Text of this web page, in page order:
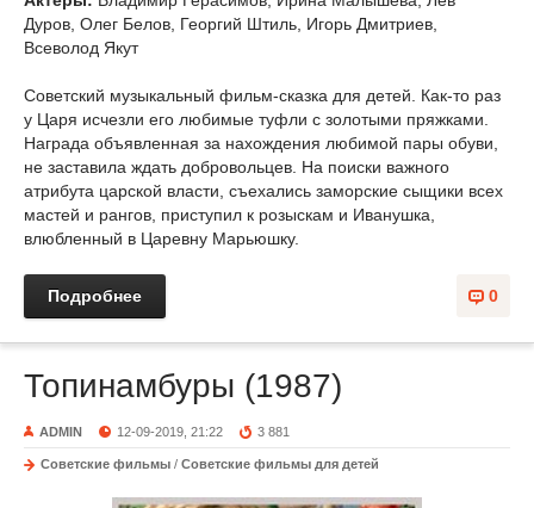
Дуров, Олег Белов, Георгий Штиль, Игорь Дмитриев,
Всеволод Якут
Советский музыкальный фильм-сказка для детей. Как-то раз
у Царя исчезли его любимые туфли с золотыми пряжками.
Награда объявленная за нахождения любимой пары обуви,
не заставила ждать добровольцев. На поиски важного
атрибута царской власти, съехались заморские сыщики всех
мастей и рангов, приступил к розыскам и Иванушка,
влюбленный в Царевну Марьюшку.
0
Подробнее
Топинамбуры (1987)
ADMIN 12-09-2019, 21:22 3 881
Советские фильмы / Советские фильмы для детей